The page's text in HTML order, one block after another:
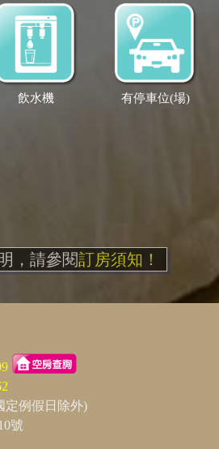
飲水機 有停車位(場)
，請參閱訂房須知！
定例假日除外)
號